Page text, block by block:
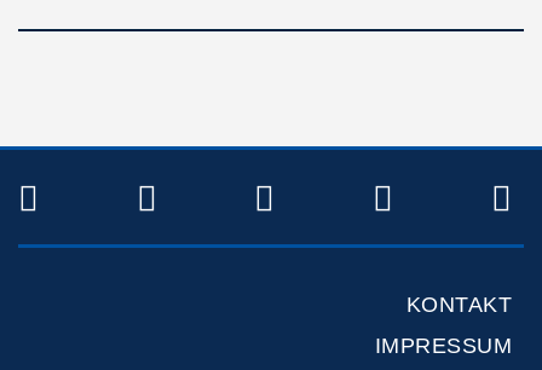
TWITTERFACEBOOKINSTAGRAM
KONTAKT
IMPRESSUM